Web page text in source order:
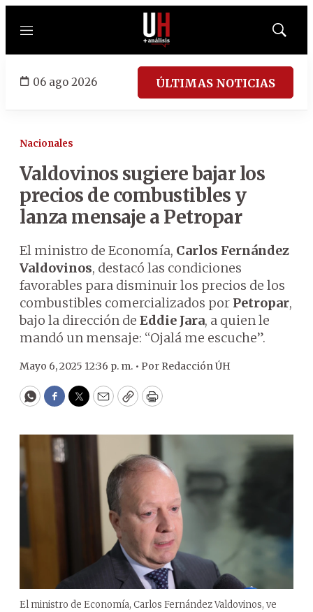
Menú
Mostrar
06 ago 2026 ÚLTIMAS NOTICIAS
Nacionales
Valdovinos sugiere bajar los
precios de combustibles y
lanza mensaje a Petropar
El ministro de Economía, Carlos Fernández
Valdovinos, destacó las condiciones
favorables para disminuir los precios de los
combustibles comercializados por Petropar,
bajo la dirección de Eddie Jara, a quien le
mandó un mensaje: “Ojalá me escuche”.
Mayo 6, 2025 12:36 p. m. • Por Redacción ÚH
WhatsApp
Facebook
Twitter
EmailCopyPrint
El ministro de Economía, Carlos Fernández Valdovinos, ve